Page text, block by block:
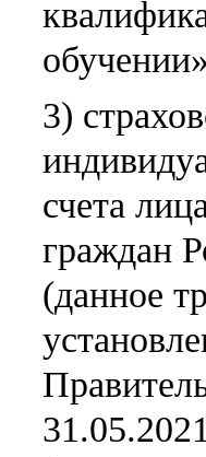
3)
счета
граждан
(данное